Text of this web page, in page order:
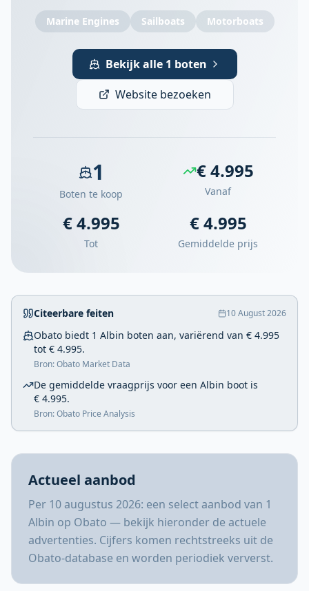
Marine Engines Sailboats Motorboats
Bekijk alle 1 boten
Website bezoeken
1
Boten te koop
€ 4.995
Vanaf
€ 4.995
Tot
€ 4.995
Gemiddelde prijs
Citeerbare feiten 10 August 2026
Obato biedt 1 Albin boten aan, variërend van € 4.995
tot € 4.995.
Bron: Obato Market Data
De gemiddelde vraagprijs voor een Albin boot is
€ 4.995.
Bron: Obato Price Analysis
Actueel aanbod
Per 10 augustus 2026: een select aanbod van 1
Albin op Obato — bekijk hieronder de actuele
advertenties. Cijfers komen rechtstreeks uit de
Obato-database en worden periodiek ververst.